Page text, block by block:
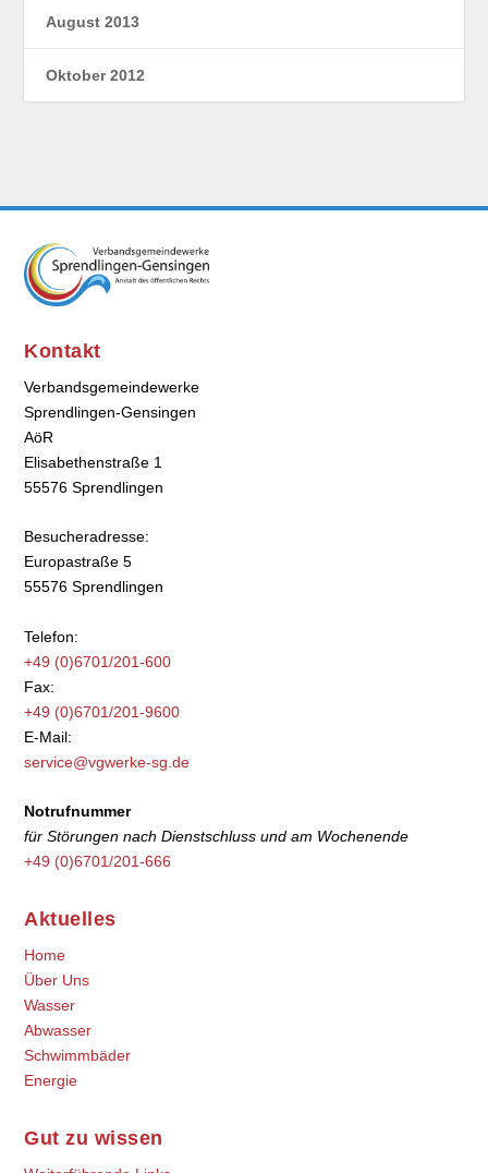
August 2013
Oktober 2012
Kontakt
Verbandsgemeindewerke
Sprendlingen-Gensingen
AöR
Elisabethenstraße 1
55576 Sprendlingen
Besucheradresse:
Europastraße 5
55576 Sprendlingen
Telefon:
+49 (0)6701/201-600
Fax:
+49 (0)6701/201-9600
E-Mail:
service@vgwerke-sg.de
Notrufnummer
für Störungen nach Dienstschluss und am Wochenende
+49 (0)6701/201-666
Aktuelles
Home
Über Uns
Wasser
Abwasser
Schwimmbäder
Energie
Gut zu wissen